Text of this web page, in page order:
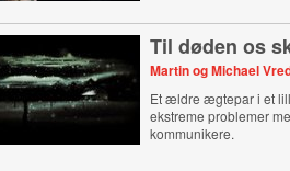
Til døden os
Martin og Michael
Et ældre ægtepar i et
ekstreme problemer
kommunikere.